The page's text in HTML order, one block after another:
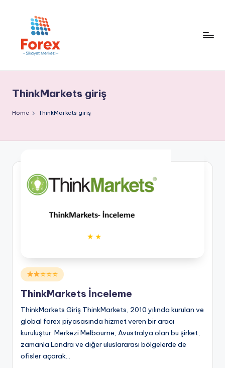
ThinkMarkets giriş
Home ThinkMarkets giriş
Posted
in
☆☆☆
ThinkMarkets İnceleme
ThinkMarkets Giriş ThinkMarkets, 2010 yılında kurulan ve
global forex piyasasında hizmet veren bir aracı
kuruluştur. Merkezi Melbourne, Avustralya olan bu şirket,
zamanla Londra ve diğer uluslararası bölgelerde de
ofisler açarak…